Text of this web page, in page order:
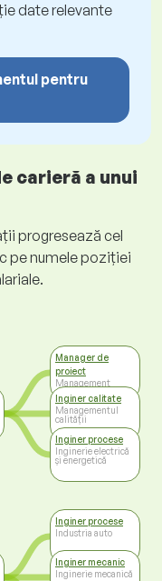
date relevante
pentru
carieră a unui
progresează cel
pe numele poziției
Manager de
proiect
Management
Inginer calitate
Managementul
calității
Inginer procese
Inginerie electrică
și energetică
Inginer procese
Industria auto
Inginer mecanic
Inginerie mecanică